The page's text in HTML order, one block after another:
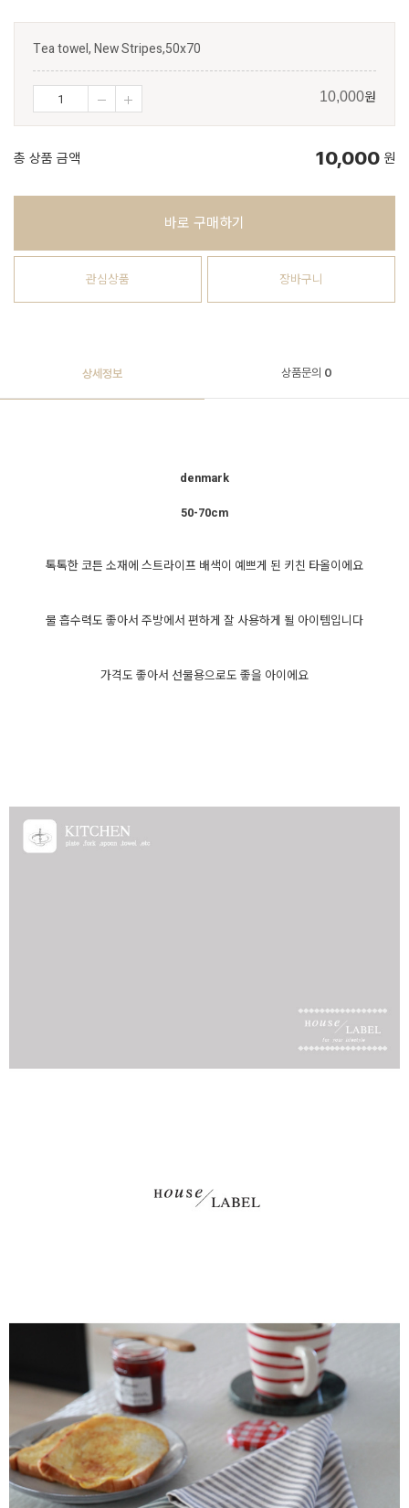
Tea towel, New Stripes,50x70
10,000원
총 상품 금액 10,000 원
바로 구매하기
관심상품 장바구니
상세정보 상품문의 0
denmark
50-70cm
톡톡한 코튼 소재에 스트라이프 배색이 예쁘게 된 키친 타올이에요
물 흡수력도 좋아서 주방에서 편하게 잘 사용하게 될 아이템입니다
가격도 좋아서 선물용으로도 좋을 아이에요